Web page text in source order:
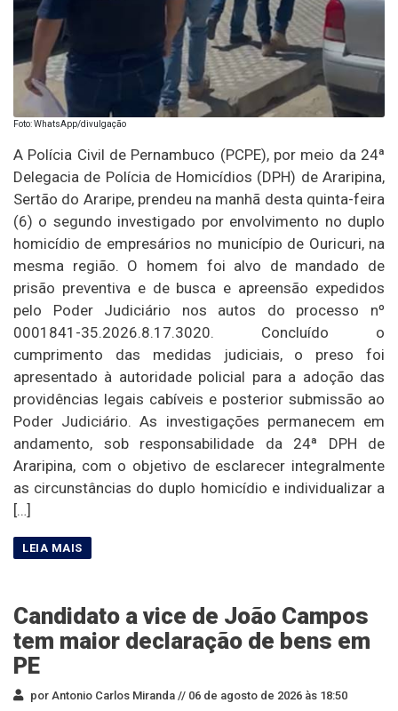
Foto: WhatsApp/divulgação
A Polícia Civil de Pernambuco (PCPE), por meio da 24ª
Delegacia de Polícia de Homicídios (DPH) de Araripina,
Sertão do Araripe, prendeu na manhã desta quinta-feira
(6) o segundo investigado por envolvimento no duplo
homicídio de empresários no município de Ouricuri, na
mesma região. O homem foi alvo de mandado de
prisão preventiva e de busca e apreensão expedidos
pelo Poder Judiciário nos autos do processo nº
0001841-35.2026.8.17.3020. Concluído o
cumprimento das medidas judiciais, o preso foi
apresentado à autoridade policial para a adoção das
providências legais cabíveis e posterior submissão ao
Poder Judiciário. As investigações permanecem em
andamento, sob responsabilidade da 24ª DPH de
Araripina, com o objetivo de esclarecer integralmente
as circunstâncias do duplo homicídio e individualizar a
[…]
Candidato a vice de João Campos
tem maior declaração de bens em
PE
por Antonio Carlos Miranda // 06 de agosto de 2026 às 18:50